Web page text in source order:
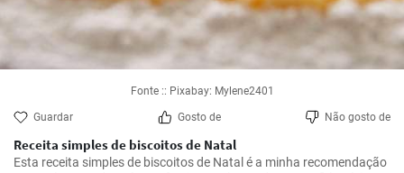
Fonte :: Pixabay: Mylene2401
Guardar Gosto de Não gosto de
Receita simples de biscoitos de Natal
Esta receita simples de biscoitos de Natal é a minha recomendação